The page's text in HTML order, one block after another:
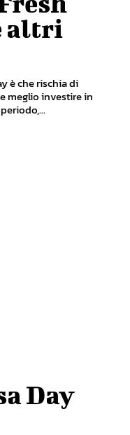
altri
è che rischia di
meglio investire in
Day